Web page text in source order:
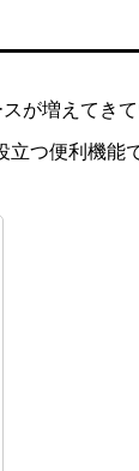
が増えてき
つ便利機能で